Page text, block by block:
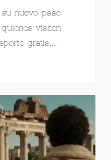
nuevo pase
visiten
gratis,…